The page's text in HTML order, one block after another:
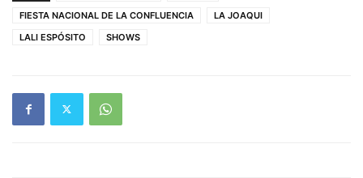
FIESTA NACIONAL DE LA CONFLUENCIA
LA JOAQUI
LALI ESPÓSITO
SHOWS